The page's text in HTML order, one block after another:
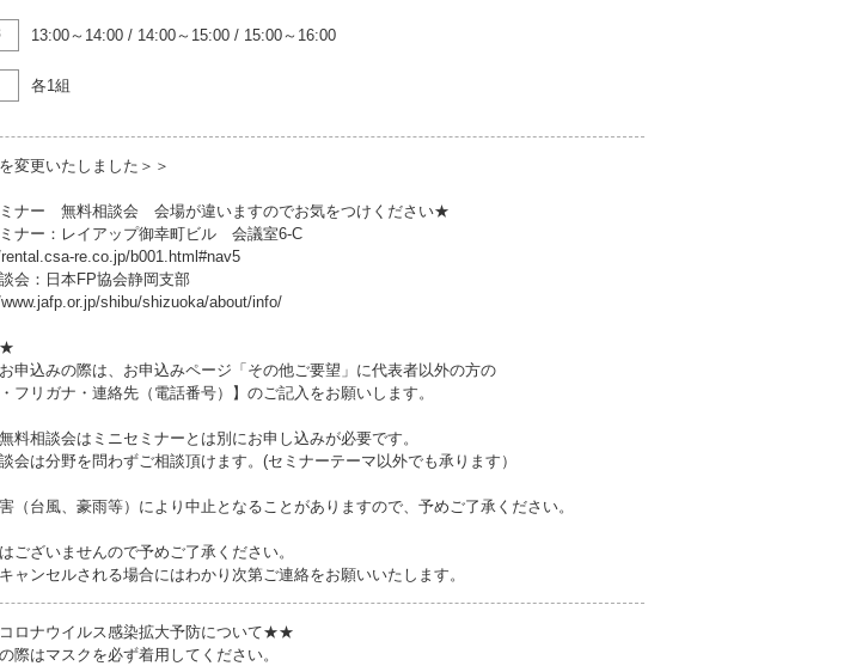
13:00～14:00 / 14:00～15:00 / 15:00～16:00
各1組
変更いたしました＞＞
ナー 無料相談会 会場が違いますのでお気をつけください★
ミナー：レイアップ御幸町ビル 会議室6-C
re.co.jp/b001.html#nav5
会：日本FP協会静岡支部
shibu/shizuoka/about/info/
★
申込みの際は、お申込みページ「その他ご要望」に代表者以外の方の
・フリガナ・連絡先（電話番号）】のご記入をお願いします。
料相談会はミニセミナーとは別にお申し込みが必要です。
会は分野を問わずご相談頂けます。(セミナーテーマ以外でも承ります）
（台風、豪雨等）により中止となることがありますので、予めご了承ください。
ございませんので予めご了承ください。
ャンセルされる場合にはわかり次第ご連絡をお願いいたします。
ロナウイルス感染拡大予防について★★
際はマスクを必ず着用してください。